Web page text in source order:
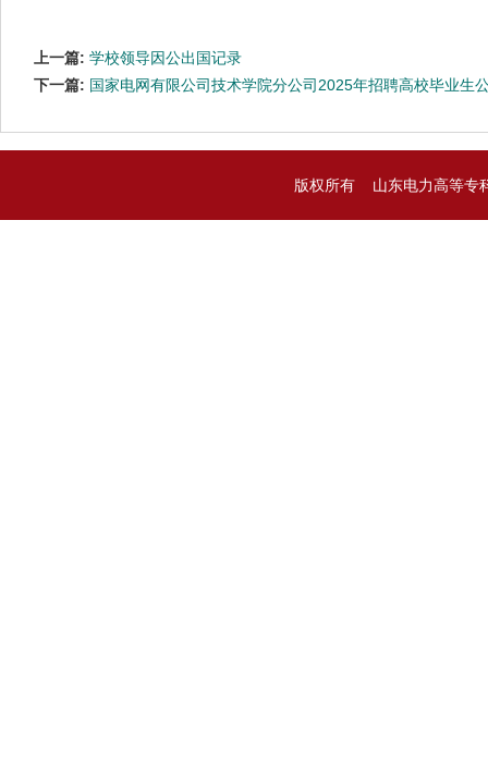
上一篇: 学校领导因公出国记录
下一篇: 国家电网有限公司技术学院分公司2025年招聘高校毕业生
版权所有 山东电力高等